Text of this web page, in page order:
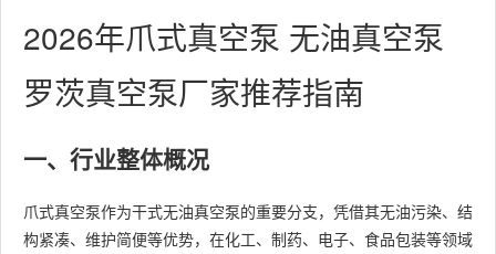
2026年爪式真空泵 无油真空泵
罗茨真空泵厂家推荐指南
一、行业整体概况
爪式真空泵作为干式无油真空泵的重要分支，凭借其无油污染、结
构紧凑、维护简便等优势，在化工、制药、电子、食品包装等领域